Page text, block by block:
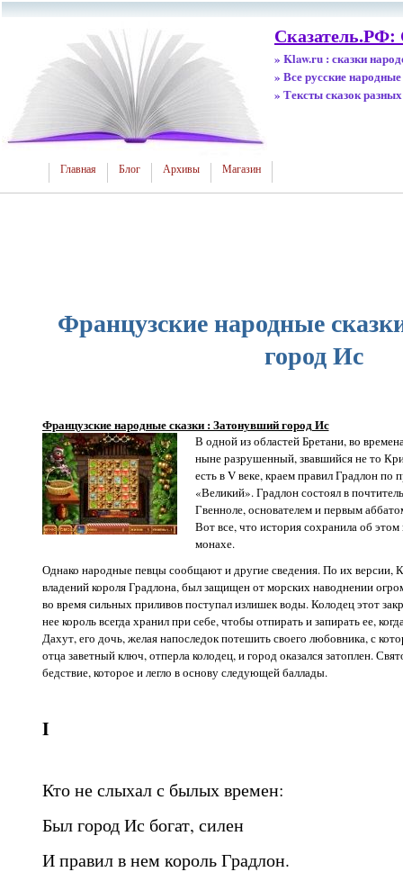
Сказатель.РФ:
» Klaw.ru : сказки
» Все русские народные
» Тексты сказок
Главная Блог Архивы Магазин
Французские народные
город Ис
Французские народные сказки : Затонувший город Ис
В одной из областей Бретани, во
ныне разрушенный, звавшийся не то
есть в V веке, краем правил Градлон
«Великий». Градлон состоял в
Гвенноле, основателем и первым
Вот все, что история сохранила об этом
монахе.
Однако народные певцы сообщают и другие сведения. По их версии,
владений короля Градлона, был защищен от морских наводнении
во время сильных приливов поступал излишек воды. Колодец этот
нее король всегда хранил при себе, чтобы отпирать и запирать ее,
Дахут, его дочь, желая напоследок потешить своего любовника, с
отца заветный ключ, отперла колодец, и город оказался затоплен.
бедствие, которое и легло в основу следующей баллады.
I
Кто не слыхал с былых времен:
Был город Ис богат, силен
И правил в нем король Градлон.